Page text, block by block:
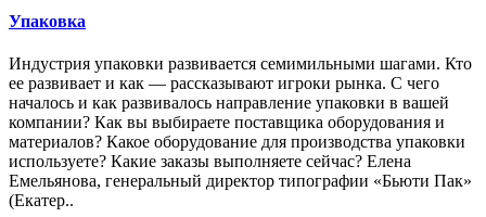
Упаковка
Индустрия упаковки развивается семимильными шагами. Кто
ее развивает и как — рассказывают игроки рынка. С чего
началось и как развивалось направление упаковки в вашей
компании? Как вы выбираете поставщика оборудования и
материалов? Какое оборудование для производства упаковки
используете? Какие заказы выполняете сейчас? Елена
Емельянова, генеральный директор типографии «Бьюти Пак»
(Екатер..